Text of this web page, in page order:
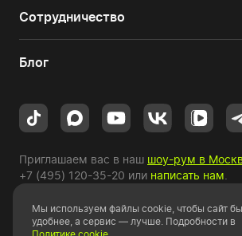
Сотрудничество
Блог
Приглашаем вас в наш шоу-рум в
+7 (495) 120-35-20 или написать нам
Copyright © 2010-2026 HYPERPC.
Мы используем файлы cookie, чтобы сайт
удобнее, а сервис — лучше. Подробности в